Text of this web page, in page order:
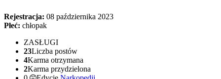
Rejestracja: 08 października 2023
Płeć: chłopak
ZASŁUGI
23Liczba postów
4Karma otrzymana
2Karma przydzielona